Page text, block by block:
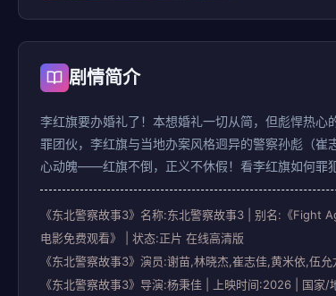
剧情简介
李红旗要办婚礼了！本想婚礼一切从简，但彪悍热
罪团伙，李红旗与当地办案风格迥异的警察孙彪（
心动魄——红旗不倒，正义不休假！看李红旗如何罪
《东北警察故事3》名称:东北警察故事3 | 别名:《Fight
电影免费观看》 | 状态:正片 在线高清版
《东北警察故事3》演员:谢苗,林晓杰,崔志佳,黄米依,伍
《东北警察故事3》导演:杨秉佳 | 上映时间:2026 | 国家/